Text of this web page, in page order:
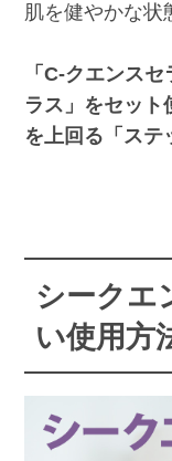
肌を健やかな状
「C-クエンス
ラス」をセット
を上回る「ステ
シークエ
い使用方